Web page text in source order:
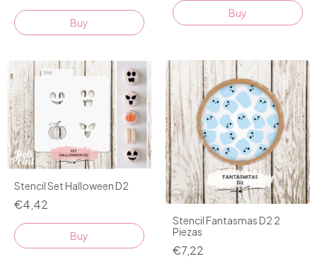
Buy
Stencil Set Halloween D2
€4,42
Stencil Fantasmas D2 2
Piezas
€7,22